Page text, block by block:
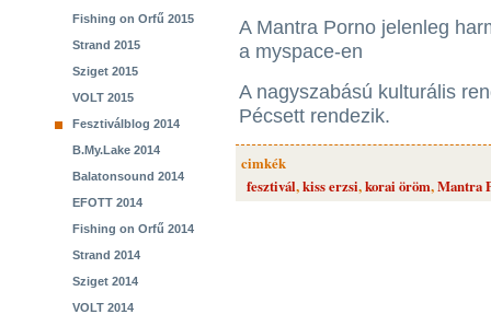
Fishing on Orfű 2015
Strand 2015
Sziget 2015
VOLT 2015
Fesztiválblog 2014
B.My.Lake 2014
Balatonsound 2014
EFOTT 2014
Fishing on Orfű 2014
Strand 2014
Sziget 2014
VOLT 2014
A Mantra Porno jelenleg
a myspace-en
A nagyszabású kulturális
Pécsett rendezik.
cimkék
fesztivál,kiss erzsi,korai öröm,Mantra